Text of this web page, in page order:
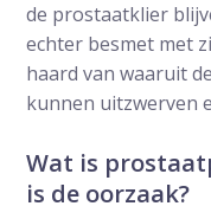
de prostaatklier
echter besmet met
haard van waaruit
kunnen uitzwerven
Wat is
is de oorzaak?